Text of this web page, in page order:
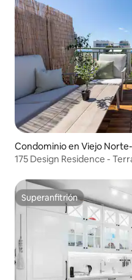
Condominio en Viejo
175 Design Residence -
Superanfitrión
Superanfitrión